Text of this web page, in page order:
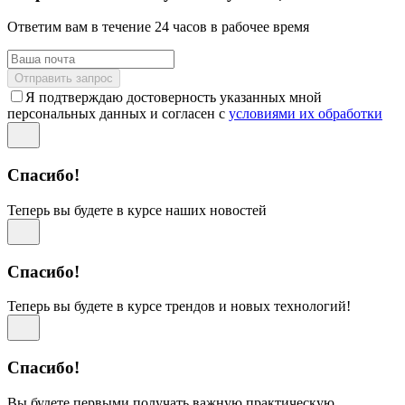
Ответим вам в течение 24 часов в рабочее время
Отправить запрос
Я подтверждаю достоверность указанных мной
персональных данных и согласен с условиями их обработки
Спасибо!
Теперь вы будете в курсе наших новостей
Спасибо!
Теперь вы будете в курсе трендов и новых технологий!
Спасибо!